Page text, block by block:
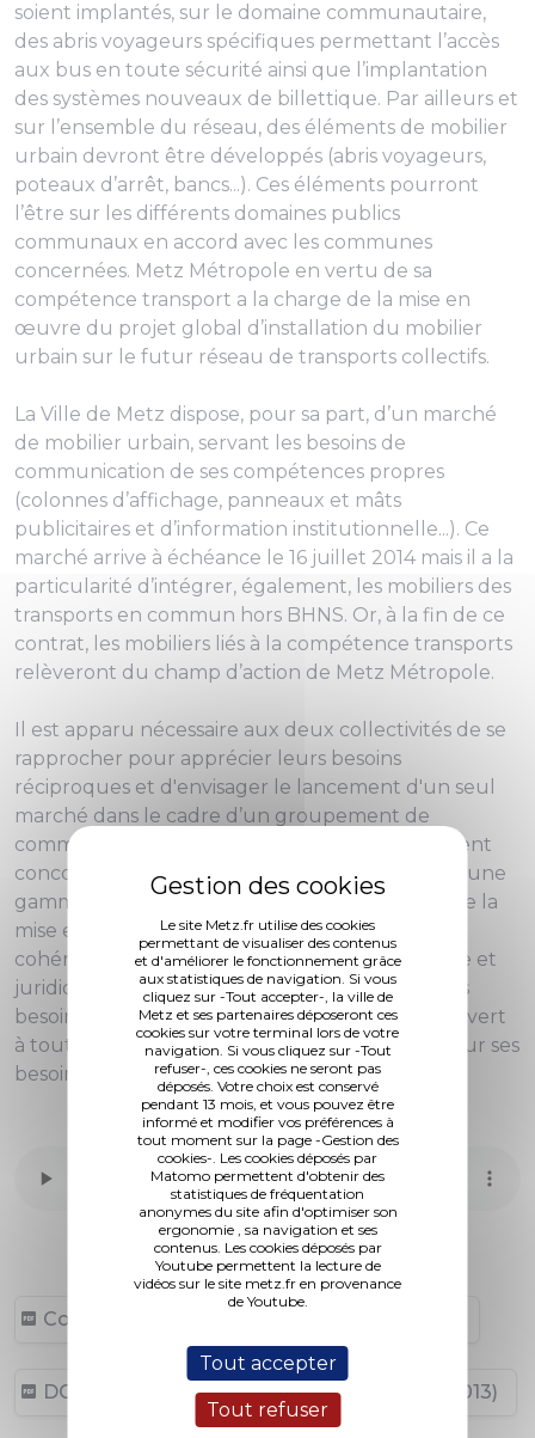
Le site Metz.fr utilise des cookies
permettant de visualiser des contenus
et d'améliorer le fonctionnement grâce
aux statistiques de navigation. Si vous
cliquez sur -Tout accepter-, la ville de
Metz et ses partenaires déposeront ces
cookies sur votre terminal lors de votre
navigation. Si vous cliquez sur -Tout
refuser-, ces cookies ne seront pas
déposés. Votre choix est conservé
pendant 13 mois, et vous pouvez être
informé et modifier vos préférences à
tout moment sur la page -Gestion des
cookies-. Les cookies déposés par
Matomo permettent d'obtenir des
statistiques de fréquentation
anonymes du site afin d'optimiser son
ergonomie , sa navigation et ses
contenus. Les cookies déposés par
Youtube permettent la lecture de
vidéos sur le site metz.fr en provenance
de Youtube.
Tout accepter
Tout refuser
soient implantés, sur le domaine communautaire,
des abris voyageurs spécifiques permettant l’accès
aux bus en toute sécurité ainsi que l’implantation
des systèmes nouveaux de billettique. Par ailleurs et
sur l’ensemble du réseau, des éléments de mobilier
urbain devront être développés (abris voyageurs,
poteaux d’arrêt, bancs...). Ces éléments pourront
l’être sur les différents domaines publics
communaux en accord avec les communes
concernées. Metz Métropole en vertu de sa
compétence transport a la charge de la mise en
œuvre du projet global d’installation du mobilier
urbain sur le futur réseau de transports collectifs.
La Ville de Metz dispose, pour sa part, d’un marché
de mobilier urbain, servant les besoins de
communication de ses compétences propres
(colonnes d’affichage, panneaux et mâts
publicitaires et d’information institutionnelle...). Ce
marché arrive à échéance le 16 juillet 2014 mais il a la
particularité d’intégrer, également, les mobiliers des
transports en commun hors BHNS. Or, à la fin de ce
contrat, les mobiliers liés à la compétence transports
relèveront du champ d’action de Metz Métropole.
Il est apparu nécessaire aux deux collectivités de se
rapprocher pour apprécier leurs besoins
réciproques et d'envisager le lancement d'un seul
marché dans le cadre d’un groupement de
commande publique. En effet, le développement
concomitant sur le territoire communautaire d’une
gamme complète de mobiliers urbains nécessite la
mise en place d'un dispositif permettant la
cohérence architecturale, technique, financière et
juridique d’un traitement unique des différents
besoins. Ce groupement de commande sera ouvert
à toute autre commune de l’agglomération pour ses
besoins propres.
Convention (152,84 ko, publié le 18/02/2013)
DCM N° 11-11-03 (175,07 ko, publié le 18/02/2013)